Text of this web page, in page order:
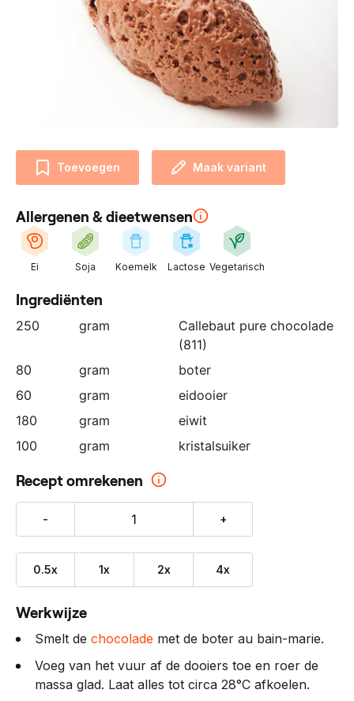
r
n
r
:
Toevoegen Maak variant
Allergenen & dieetwensen
Ei Soja Koemelk Lactose Vegetarisch
Ingrediënten
250 gram
Callebaut pure chocolade
(811)
80
gram
boter
60
gram
eidooier
180
gram
eiwit
100
gram kristalsuiker
Recept omrekenen
- +
0.5x 1x 2x 4x
Werkwijze
Smelt de chocolade met de boter au bain-marie.
Voeg van het vuur af de dooiers toe en roer de
massa glad. Laat alles tot circa 28°C afkoelen.